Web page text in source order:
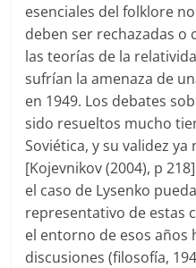
esenciales del folklore
deben ser rechazadas o
las teorías de la
sufrían la amenaza de
en 1949. Los debates
sido resueltos mucho
Soviética, y su validez
[Kojevnikov (2004), p
el caso de Lysenko
representativo de estas
el entorno de esos años
discusiones (filosofía,